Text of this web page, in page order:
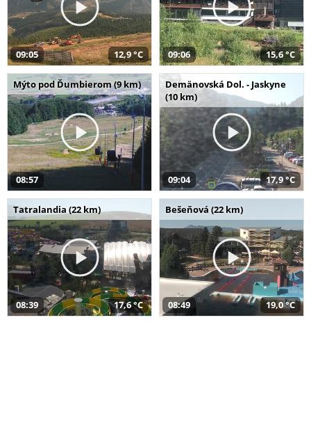
09:05 12,9 °C 09:06 15,6 °C
Mýto pod Ďumbierom (9 km)
08:57
Demänovská Dol. - Jaskyne
(10 km)
09:04 17,9 °C
Tatralandia (22 km)
08:39 17,6 °C
Bešeňová (22 km)
08:49 19,0 °C